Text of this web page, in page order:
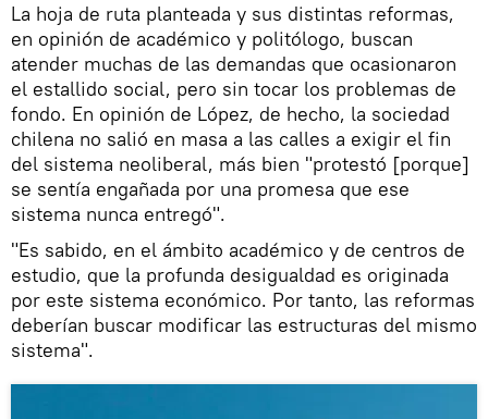
La hoja de ruta planteada y sus distintas reformas,
en opinión de académico y politólogo, buscan
atender muchas de las demandas que ocasionaron
el estallido social, pero sin tocar los problemas de
fondo. En opinión de López, de hecho, la sociedad
chilena no salió en masa a las calles a exigir el fin
del sistema neoliberal, más bien "protestó [porque]
se sentía engañada por una promesa que ese
sistema nunca entregó".
"Es sabido, en el ámbito académico y de centros de
estudio, que la profunda desigualdad es originada
por este sistema económico. Por tanto, las reformas
deberían buscar modificar las estructuras del mismo
sistema".